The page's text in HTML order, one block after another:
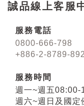
誠品線上客服
服務電話
0800-666-798
+886-2-8789-
服務時間
週一~週五08:00-
週六~週日及國定